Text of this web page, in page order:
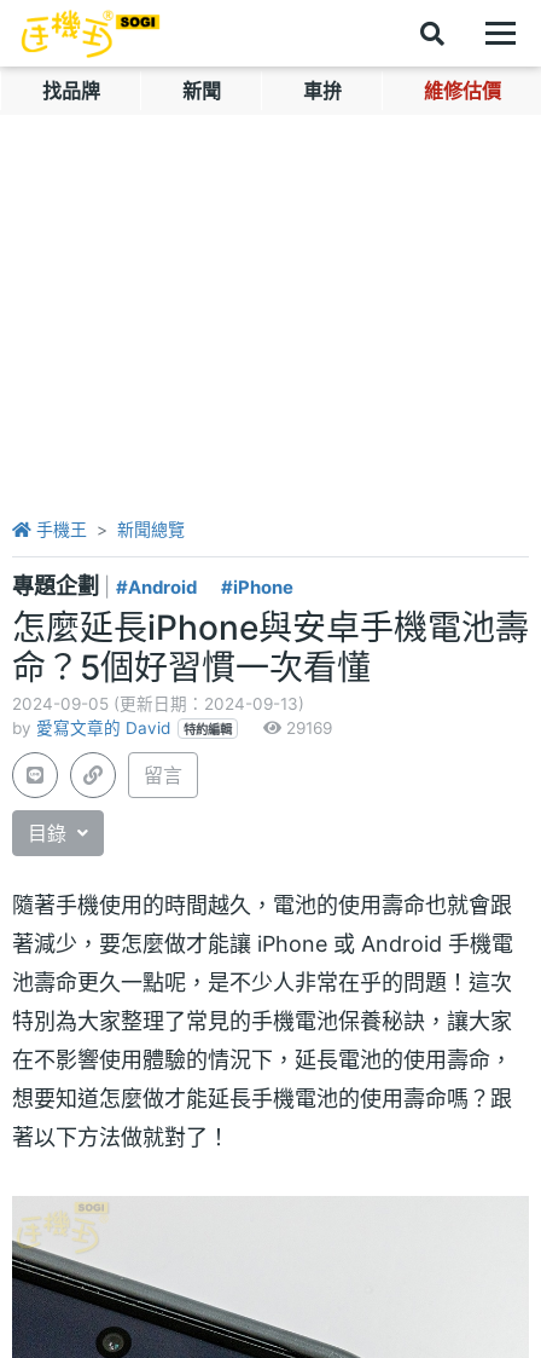
找品牌 新聞 車拚 維修估價
手機王 新聞總覽
專題企劃 #Android #iPhone
怎麼延長iPhone與安卓手機電池壽
命？5個好習慣一次看懂
2024-09-05 (更新日期：2024-09-13)
by 愛寫文章的 David 特約編輯 29169
留言
目錄
隨著手機使用的時間越久，電池的使用壽命也就會跟
著減少，要怎麼做才能讓 iPhone 或 Android 手機電
池壽命更久一點呢，是不少人非常在乎的問題！這次
特別為大家整理了常見的手機電池保養秘訣，讓大家
在不影響使用體驗的情況下，延長電池的使用壽命，
想要知道怎麼做才能延長手機電池的使用壽命嗎？跟
著以下方法做就對了！